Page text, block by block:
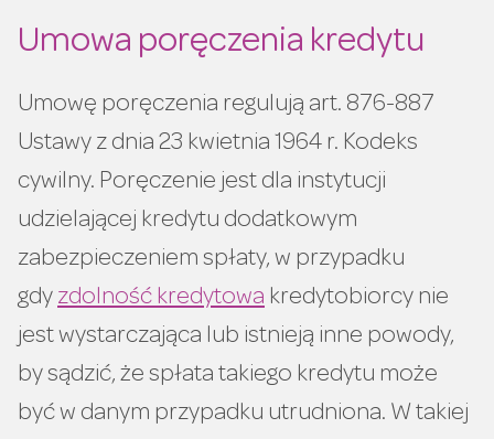
Umowa poręczenia kredytu
Umowę poręczenia regulują art. 876-887
Ustawy z dnia 23 kwietnia 1964 r. Kodeks
cywilny. Poręczenie jest dla instytucji
udzielającej kredytu dodatkowym
zabezpieczeniem spłaty, w przypadku
gdy zdolność kredytowa kredytobiorcy nie
jest wystarczająca lub istnieją inne powody,
by sądzić, że spłata takiego kredytu może
być w danym przypadku utrudniona. W takiej